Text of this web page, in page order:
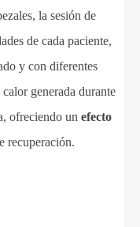
la sesión de
de cada paciente,
y con diferentes
generada durante
ofreciendo un efecto
recuperación.